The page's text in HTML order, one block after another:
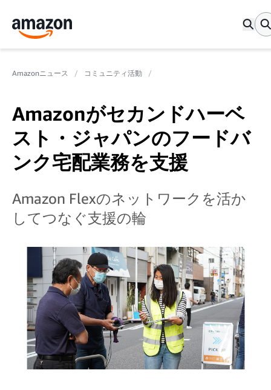
Amazonニュース コミュニティ活動
Amazonがセカンドハーベ
スト・ジャパンのフードバ
ンク宅配業務を支援
Amazon Flexのネットワークを活か
してつなぐ支援の輪